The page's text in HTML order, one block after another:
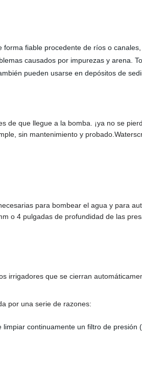
fiable procedente de ríos o
causados por impurezas y arena.
pueden usarse en depósitos de
que llegue a la bomba. ¡ya no se
sin mantenimiento y probado.
para bombear el agua y para
o 4 pulgadas de profundidad de las
irrigadores que se cierran
por una serie de razones:
continuamente un filtro de